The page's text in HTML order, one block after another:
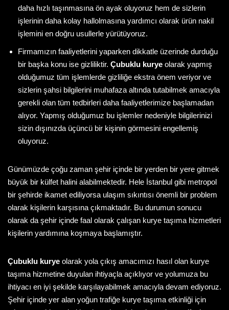
daha hızlı taşınmasına ön ayak oluyoruz hem de sizlerin
işlerinin daha kolay hallolmasına yardımcı olarak ürün nakil
işlemini en doğru usullerle yürütüyoruz.
Firmamızın faaliyetlerini yaparken dikkatle üzerinde durduğu
bir başka konu ise gizliliktir. Çubuklu kurye olarak yapmış
olduğumuz tüm işlemlerde gizliliğe ekstra önem veriyor ve
sizlerin şahsi bilgilerini muhafaza altında tutabilmek amacıyla
gerekli olan tüm tedbirleri daha faaliyetlerimize başlamadan
alıyor. Yapmış olduğumuz bu işlemler nedeniyle bilgilerinizi
sizin dışınızda üçüncü bir kişinin görmesini engellemiş
oluyoruz.
Günümüzde çoğu zaman şehir içinde bir yerden bir yere gitmek
büyük bir külfet halini alabilmektedir. Hele İstanbul gibi metropol
bir şehirde ikamet ediliyorsa ulaşım sıkıntısı önemli bir problem
olarak kişilerin karşısına çıkmaktadır. Bu durumun sonucu
olarak da şehir içinde faal olarak çalışan kurye taşıma hizmetleri
kişilerin yardımına koşmaya başlamıştır.
Çubuklu kurye olarak yola çıkış amacımızı hasıl olan kurye
taşıma hizmetine duyulan ihtiyaçla açıklıyor ve yolumuza bu
ihtiyacı en iyi şekilde karşılayabilmek amacıyla devam ediyoruz.
Şehir içinde yer alan yoğun trafiğe kurye taşıma etkinliği için